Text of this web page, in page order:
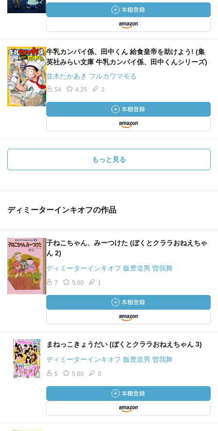
牛乳カンパイ係、田中くん 給食皇帝を助けよう! (集
英社みらい文庫 牛乳カンパイ係、田中くんシリーズ)
並木たかあき フルカワマモる
54 4.25 2
もっと見る
ディミーターインキオフの作品
子ねこちゃん、みーつけた (ぼくとクララおねえちゃ
ん 2)
ディミーターインキオフ 飯豊道男 曽我舞
7 5.00 1
まねっこきょうだい (ぼくとクララおねえちゃん 3)
ディミーターインキオフ 飯豊道男 曽我舞
5 5.00 0